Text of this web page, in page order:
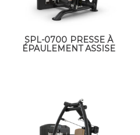
SPL-0700 PRESSE À
ÉPAULEMENT ASSISE